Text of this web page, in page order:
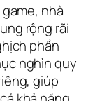
nhà
rộng rãi
phần
nghìn quy
giúp